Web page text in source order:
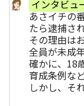
インタビュ
あさイチの
たら逮捕さ
その理由は
全員が未成
確かに、18
育成条例な
しかし、そ